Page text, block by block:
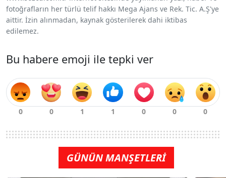
fotoğrafların her türlü telif hakkı Mega Ajans ve Rek. Tic. A.Ş'ye
aittir. İzin alınmadan, kaynak gösterilerek dahi iktibas
edilemez.
Bu habere emoji ile tepki ver
GÜNÜN MANŞETLERİ